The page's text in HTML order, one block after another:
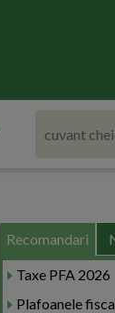
Recomandari
Taxe PFA 2026
Plafoanele